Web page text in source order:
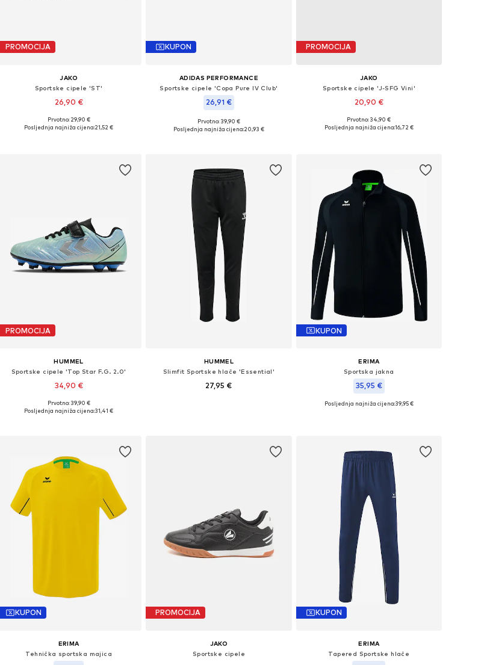
PROMOCIJA
JAKO
Sportske cipele 'ST'
26,90 €
Dostupno u više veličina
Prvotno: 29,90 €
Posljednja najniža cijena:21,52 €
KUPON
ADIDAS PERFORMANCE
Sportske cipele 'Copa Pure IV Club'
26,91 €
Dostupno u više veličina
Prvotno: 39,90 €
Posljednja najniža cijena:20,93 €
PROMOCIJA
JAKO
Sportske cipele 'J-SFG Vini'
20,90 €
Dostupno u više veličina
Prvotno: 34,90 €
Posljednja najniža cijena:16,72 €
PROMOCIJA
HUMMEL
Sportske cipele 'Top Star F.G. 2.0'
34,90 €
Dostupno u više veličina
Prvotno: 39,90 €
Posljednja najniža cijena:31,41 €
HUMMEL
Slimfit Sportske hlače 'Essential'
27,95 €
KUPON
ERIMA
Sportska jakna
35,95 €
Dostupne veličine: 116, 128, 152
Posljednja najniža cijena:39,95 €
KUPON
ERIMA
Tehnička sportska majica
PROMOCIJA
JAKO
Sportske cipele
KUPON
ERIMA
Tapered Sportske hlače